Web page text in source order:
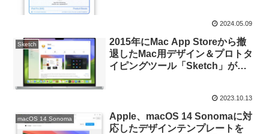
2024.05.09
Sketch
2015年にMac App Storeから撤
退したMac用デザイン＆プロトタ
イピングツール「Sketch」が、
2023.10.13
macOS 14 Sonoma
Apple、macOS 14 Sonomaに対
応したデザインテンプレートを